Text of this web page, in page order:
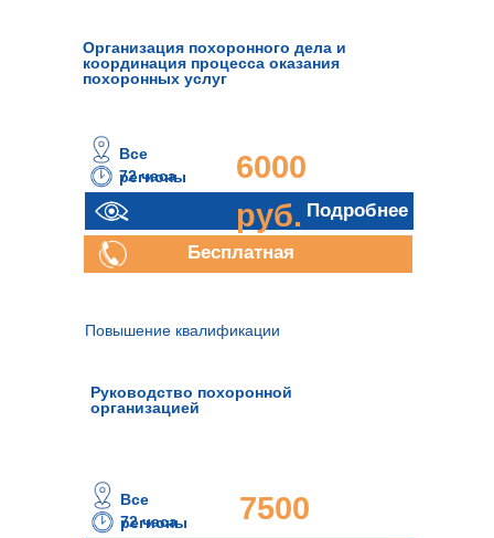
Организация похоронного дела и
координация процесса оказания
похоронных услуг
72 часа
6000
руб.
Все
регионы
Подробнее
Бесплатная
Руководство похоронной
организацией
72 часа
7500
Все
регионы
Повышение квалификации